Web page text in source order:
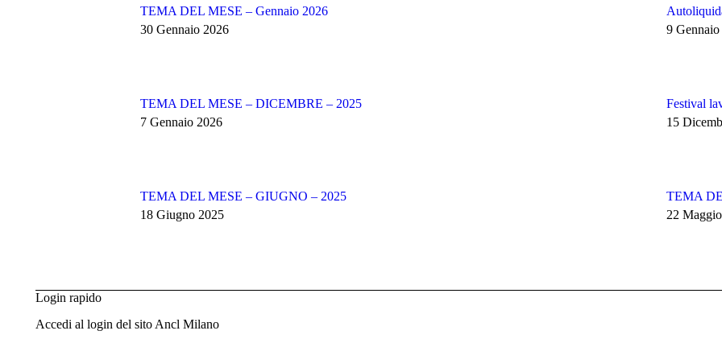
TEMA DEL MESE – Gennaio 2026
30 Gennaio 2026
9
TEMA DEL MESE – DICEMBRE – 2025
7 Gennaio 2026
Festival
15
TEMA DEL MESE – GIUGNO – 2025
18 Giugno 2025
TEMA
22
Login rapido
Accedi al login del sito Ancl Milano